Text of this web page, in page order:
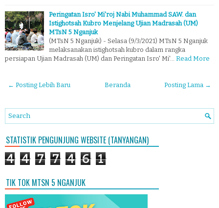
Peringatan Isro' Mi'roj Nabi Muhammad SAW. dan
Istighotsah Kubro Menjelang Ujian Madrasah (UM)
MTsN 5 Nganjuk
(MTsN 5 Nganjuk) - Selasa (9/3/2021) MTsN 5 Nganjuk
melaksanakan istighotsah kubro dalam rangka
persiapan Ujian Madrasah (UM) dan Peringatan Isro' Mi'… Read More
← Posting Lebih Baru Posting Lama →
Beranda
STATISTIK PENGUNJUNG WEBSITE (TANYANGAN)
4 4 7 7 4 6 1
TIK TOK MTSN 5 NGANJUK